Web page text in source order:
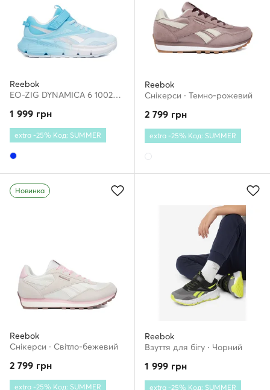
Reebok
EO-ZIG DYNAMICA 6 100270609 · Взуття для бігу
1 999 грн
extra -25% Код: SUMMER
Reebok
Снікерcи · Темно-рожевий
2 799 грн
extra -25% Код: SUMMER
Новинка
Reebok
Снікерcи · Світло-бежевий
2 799 грн
extra -25% Код: SUMMER
Reebok
Взуття для бігу · Чорний
1 999 грн
extra -25% Код: SUMMER